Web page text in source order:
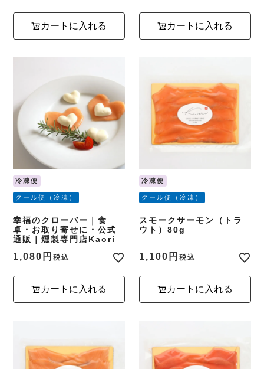
カートに入れる カートに入れる
冷凍便
クール便（冷凍）
幸福のクローバー｜食
卓・お取り寄せに・公式
通販｜燻製専門店Kaori
1,080 税込
カートに入れる
冷凍便
クール便（冷凍）
スモークサーモン（トラ
ウト）80g
1,100 税込
カートに入れる